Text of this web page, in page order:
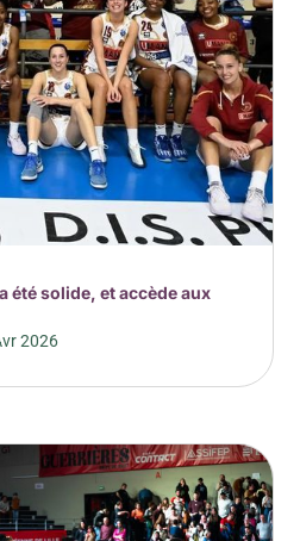
été solide, et accède aux
2026